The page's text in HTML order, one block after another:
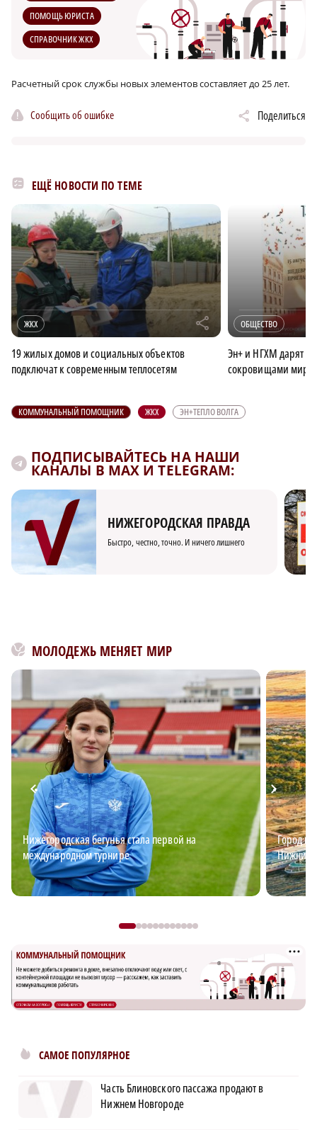
ПОМОЩЬ ЮРИСТА
СПРАВОЧНИК ЖКХ
Расчетный срок службы новых элементов составляет до 25 лет.
Сообщить об ошибке Поделиться
ЕЩЁ НОВОСТИ ПО ТЕМЕ
ЖКХ r
19 жилых домов и социальных объектов
подключат к современным теплосетям
ОБЩЕСТВО
Эн+ и НГХМ дарят
сокровищами
КОММУНАЛЬНЫЙ ПОМОЩНИК ЖКХ ЭН+ТЕПЛО ВОЛГА
ПОДПИСЫВАЙТЕСЬ НА НАШИ
КАНАЛЫ В MAX И TELEGRAM:
НИЖЕГОРОДСКАЯ ПРАВДА
Быстро, честно, точно. И ничего лишнего
МОЛОДЕЖЬ МЕНЯЕТ МИР
Нижегородская бегунья стала первой на
международном турнире
Город
Нижний?
САМОЕ ПОПУЛЯРНОЕ
Часть Блиновского пассажа продают в
Нижнем Новгороде